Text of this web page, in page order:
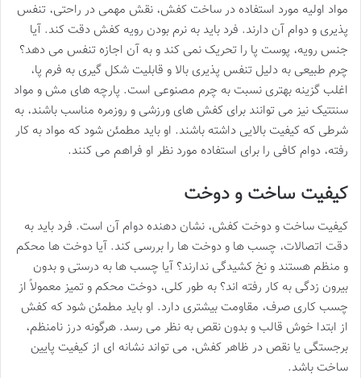
مواد اولیه مورد استفاده در ساخت کفش، نقش مهمی در راحتی، تنفس
پذیری و دوام آن دارند. فرد باید به نرم بودن رویه کفش دقت کند. آیا
جنس رویه، پوست پا را تحریک نمی کند و به آن اجازه تنفس می دهد؟
چرم طبیعی به دلیل تنفس پذیری بالا و قابلیت شکل گیری به فرم پا،
اغلب گزینه بهتری نسبت به چرم مصنوعی است. پارچه های مش و مواد
سنتتیک نیز می توانند برای کفش های ورزشی و روزمره مناسب باشند، به
شرطی که کیفیت بالایی داشته باشند. او باید مطمئن شود که مواد به کار
رفته، دوام کافی را برای استفاده مورد نظر او فراهم می کنند.
کیفیت ساخت و دوخت
کیفیت ساخت و دوخت کفش، نشان دهنده دوام آن است. فرد باید به
دقت اتصالات، چسب ها و دوخت ها را بررسی کند. آیا دوخت ها محکم
و منظم هستند و نخ کشیدگی ندارند؟ آیا چسب ها به درستی و بدون
بیرون زدگی به کار رفته اند؟ به طور کلی، دوخت محکم و تمیز معمولاً از
چسب کاری صرف، مقاومت بیشتری دارد. او باید مطمئن شود که کفش
از ابتدا خوش قالب و بدون نقص به نظر می رسد. هرگونه درز نامنظم،
برجستگی یا نقص در ظاهر کفش، می تواند نشانه ای از کیفیت پایین
ساخت باشد.